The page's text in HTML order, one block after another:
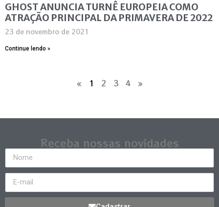
GHOST ANUNCIA TURNÊ EUROPEIA COMO
ATRAÇÃO PRINCIPAL DA PRIMAVERA DE 2022
23 de novembro de 2021
Continue lendo »
« 1 2 3 4 »
Receba nossas novidades